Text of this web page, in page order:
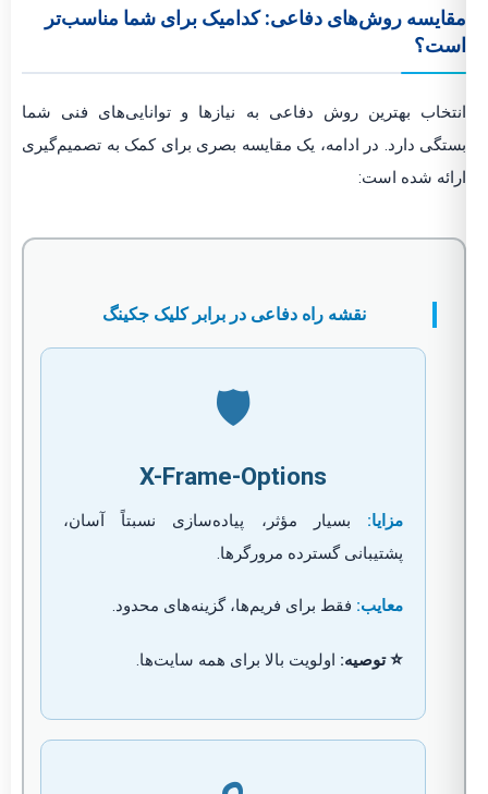
روش‌های دفاعی: کدامیک برای شما مناسب‌تر
بهترین روش دفاعی به نیازها و توانایی‌های فنی شما
دارد. در ادامه، یک مقایسه بصری برای کمک به تصمیم‌گیری
شده است:
نقشه راه دفاعی در برابر کلیک جکینگ
🛡️
X-Frame-Options
مزایا:بسیار مؤثر، پیاده‌سازی نسبتاً آسان،
پشتیبانی گسترده مرورگرها.
معایب:فقط برای فریم‌ها، گزینه‌های محدود.
توصیه: اولویت بالا برای همه سایت‌ها.